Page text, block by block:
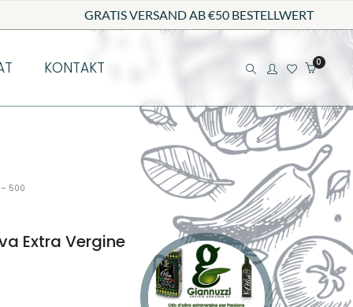
GRATIS VERSAND AB €50 BESTELLWERT
KONTAKT 0
– 500
Extra Vergine